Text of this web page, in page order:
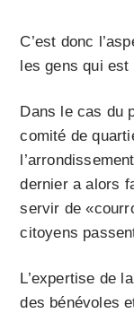
C’est donc
les gens qui
Dans le cas du
comité de
dernier a alors
servir de
citoyens
L’expertise de
des bénévoles